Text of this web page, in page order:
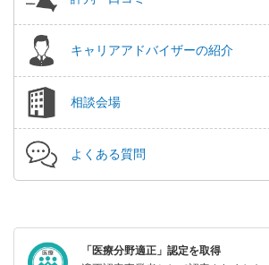
キャリアアドバイザーの紹介
相談会場
よくある質問
「医療分野適正」認定を取得